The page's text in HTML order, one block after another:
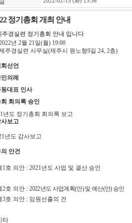
정기총회 개최 안내
주경실련 정기총회 안내 입니다
년 2월 21일(월) 19:00
주경실련 사무실(제주시 원노형9길 24, 2층)
선언
의례
동대표 인사
회의록 승인
년도 정기총회 회의록 보고
사보고
년도 감사보고
안건
1호 의안 : 2021년도 사업 및 결산 승인
2호 의안 :2022년도 사업계획(안)및 예산(안) 승인
3호 의안 : 임원선출의 건
타